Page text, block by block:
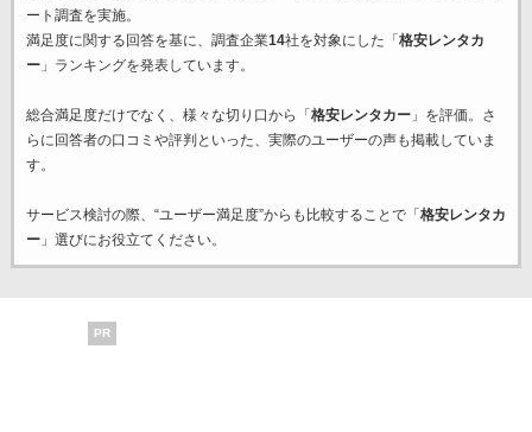
ート調査を実施。
満足度に関する回答を基に、調査企業14社を対象にした「 格安レンタカ
ー」ランキングを発表しています。
総合満足度だけでなく、様々な切り口から「 格安レンタカー」を評価。さ
らに回答者の口コミや評判といった、実際のユーザーの声も掲載していま
す。
サービス検討の際、“ユーザー満足度”からも比較することで「 格安レンタカ
ー」選びにお役立てください。
PR